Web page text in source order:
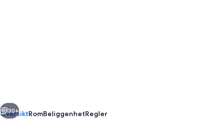
Neste
30+
OversiktRomBeliggenhetRegler